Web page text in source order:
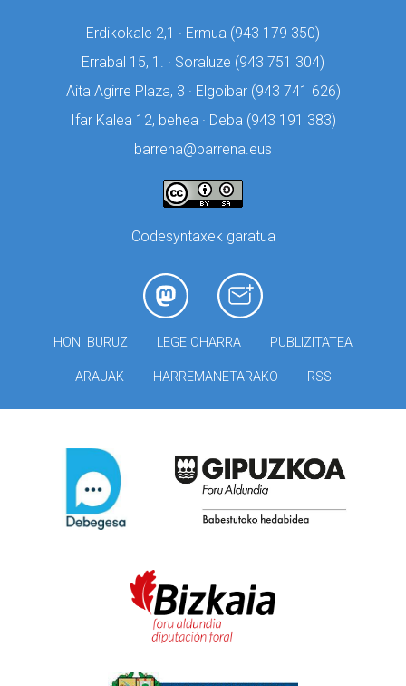
Erdikokale 2,1 · Ermua (943 179 350)
Errabal 15, 1. · Soraluze (943 751 304)
Aita Agirre Plaza, 3 · Elgoibar (943 741 626)
Ifar Kalea 12, behea · Deba (943 191 383)
barrena@barrena.eus
Codesyntaxek garatua
HONI BURUZ LEGE OHARRA PUBLIZITATEA
ARAUAK HARREMANETARAKO RSS